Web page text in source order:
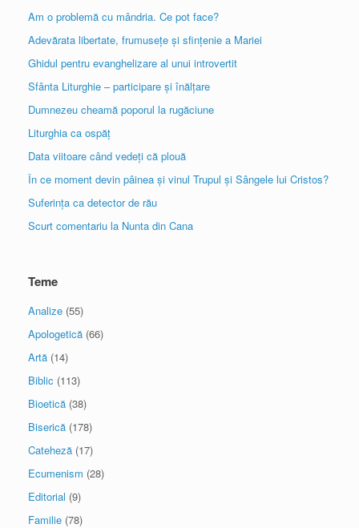
Am o problemă cu mândria. Ce pot face?
Adevărata libertate, frumusețe și sfințenie a Mariei
Ghidul pentru evanghelizare al unui introvertit
Sfânta Liturghie – participare și înălțare
Dumnezeu cheamă poporul la rugăciune
Liturghia ca ospăț
Data viitoare când vedeți că plouă
În ce moment devin pâinea și vinul Trupul și Sângele lui Cristos?
Suferința ca detector de rău
Scurt comentariu la Nunta din Cana
Teme
Analize (55)
Apologetică (66)
Artă (14)
Biblic (113)
Bioetică (38)
Biserică (178)
Cateheză (17)
Ecumenism (28)
Editorial (9)
Familie (78)